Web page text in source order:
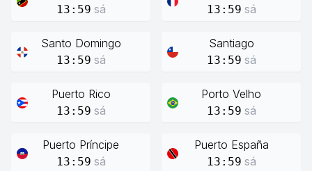
13:59 sá 13:59 sá
Santo Domingo
13:59 sá
Santiago
13:59 sá
Puerto Rico
13:59 sá
Porto Velho
13:59 sá
Puerto Príncipe
13:59 sá
Puerto España
13:59 sá